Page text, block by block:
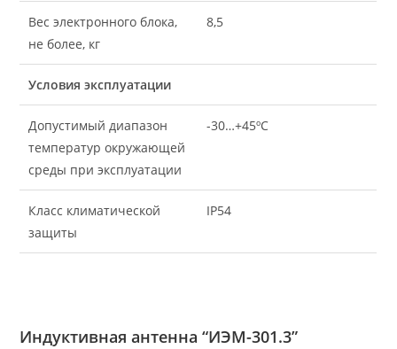
Вес электронного блока,
не более, кг
8,5
Условия эксплуатации
Допустимый диапазон
температур окружающей
среды при эксплуатации
-30…+45ºС
Класс климатической
защиты
IP54
Индуктивная антенна “ИЭМ-301.3”